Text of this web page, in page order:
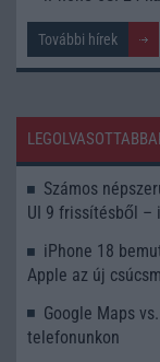
További hírek
Számos
UI 9 frissítésből
iPhone 18
Apple az új
Google Maps
telefonunkon